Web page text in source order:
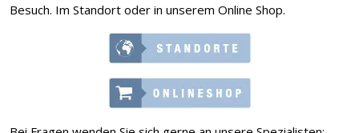
Besuch. Im Standort oder in unserem Online Shop.